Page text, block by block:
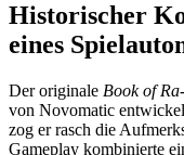
Historischer
eines
Der originale Book of Ra
von Novomatic
zog er rasch die
Gameplay kombinierte